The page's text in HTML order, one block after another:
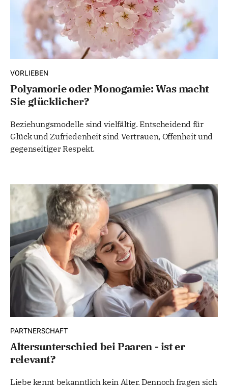
VORLIEBEN
Polyamorie oder Monogamie: Was macht
Sie glücklicher?
Beziehungsmodelle sind vielfältig. Entscheidend für
Glück und Zufriedenheit sind Vertrauen, Offenheit und
gegenseitiger Respekt.
PARTNERSCHAFT
Altersunterschied bei Paaren - ist er
relevant?
Liebe kennt bekanntlich kein Alter. Dennoch fragen sich